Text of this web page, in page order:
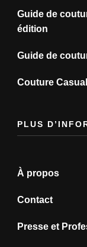
Guide de
édition
Guide de
Couture
PLUS
À propos
Contact
Presse et